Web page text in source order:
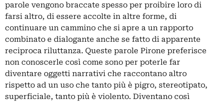
parole vengono braccate spesso per proibire loro di
farsi altro, di essere accolte in altre forme, di
continuare un cammino che si apre a un rapporto
combinato e dialogante anche se fatto di apparente
reciproca riluttanza. Queste parole Pirone preferisce
non conoscerle così come sono per poterle far
diventare oggetti narrativi che raccontano altro
rispetto ad un uso che tanto più è pigro, stereotipato,
superficiale, tanto più è violento. Diventano così